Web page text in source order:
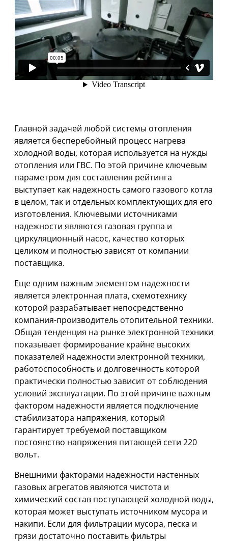
Главной задачей любой системы отопления
является бесперебойный процесс нагрева
холодной воды, которая используется на нужды
отопления или ГВС. По этой причине ключевым
параметром для составления рейтинга
выступает как надежность самого газового котла
в целом, так и отдельных комплектующих для его
изготовления. Ключевыми источниками
надежности являются газовая группа и
циркуляционный насос, качество которых
целиком и полностью зависят от компании
поставщика.
Еще одним важным элементом надежности
является электронная плата, схемотехнику
которой разрабатывает непосредственно
компания-производитель отопительной техники.
Общая тенденция на рынке электронной техники
показывает формирование крайне высоких
показателей надежности электронной техники,
работоспособность и долговечность которой
практически полностью зависит от соблюдения
условий эксплуатации. По этой причине важным
фактором надежности является подключение
стабилизатора напряжения, который
гарантирует требуемой поставщиком
постоянство напряжения питающей сети 220
вольт.
Внешними факторами надежности настенных
газовых агрегатов являются чистота и
химический состав поступающей холодной воды,
которая может выступать источником мусора и
накипи. Если для фильтрации мусора, песка и
грязи достаточно поставить фильтры